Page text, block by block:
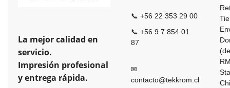
La mejor calidad en
servicio.
Impresión profesional
y entrega rápida.
📞 +56 22 353 29 00
📞 +56 9 7 854 01
87
✉
contacto@tekkrom.cl